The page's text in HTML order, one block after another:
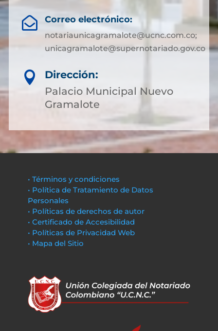
 Correo electrónico:
notariaunicagramalote@ucnc.com.co;
unicagramalote@supernotariado.gov.co

Dirección:
Palacio Municipal Nuevo
Gramalote
• Términos y condiciones
• Política de Tratamiento de Datos
Personales
• Políticas de derechos de autor
• Certificado de Accesibilidad
• Políticas de Privacidad Web
• Mapa del Sitio